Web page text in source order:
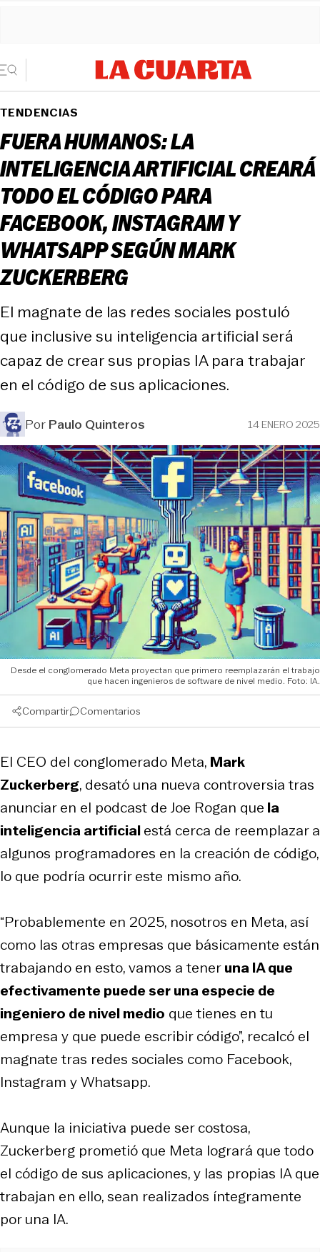
TENDENCIAS
FUERA HUMANOS: LA
INTELIGENCIA ARTIFICIAL CREARÁ
TODO EL CÓDIGO PARA
FACEBOOK, INSTAGRAM Y
WHATSAPP SEGÚN MARK
ZUCKERBERG
El magnate de las redes sociales postuló
que inclusive su inteligencia artificial será
capaz de crear sus propias IA para trabajar
en el código de sus aplicaciones.
PorPaulo Quinteros 14 ENERO 2025
Desde el conglomerado Meta proyectan que primero reemplazarán el trabajo
que hacen ingenieros de software de nivel medio. Foto: IA.
Compartir Comentarios
El CEO del conglomerado Meta, Mark
Zuckerberg, desató una nueva controversia tras
anunciar en el podcast de Joe Rogan que la
inteligencia artificialestá cerca de reemplazar a
algunos programadores en la creación de código,
lo que podría ocurrir este mismo año.
“Probablemente en 2025, nosotros en Meta, así
como las otras empresas que básicamente están
trabajando en esto, vamos a teneruna IA que
efectivamente puede ser una especie de
ingeniero de nivel medio que tienes en tu
empresa y que puede escribir código”, recalcó el
magnate tras redes sociales como Facebook,
Instagram y Whatsapp.
Aunque la iniciativa puede ser costosa,
Zuckerberg prometió que Meta logrará que todo
el código de sus aplicaciones, y las propias IA que
trabajan en ello, sean realizados íntegramente
por una IA.